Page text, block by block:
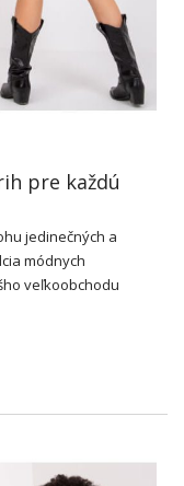
pre každú
jedinečných a
módnych
veľkoobchodu
šiat …